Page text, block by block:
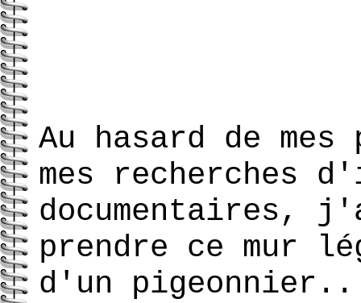
Au hasard de
mes recherches
documentaires,
prendre ce mur
d'un